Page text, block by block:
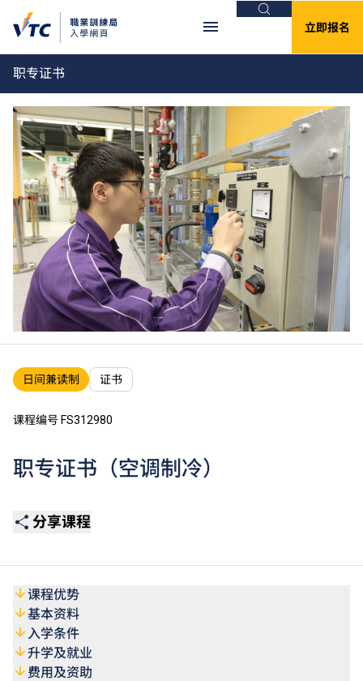
搜索
立即报名
职专证书
日间兼读制 证书
课程编号 FS312980
职专证书（空调制冷）
分享课程
课程优势
基本资料
入学条件
升学及就业
费用及资助